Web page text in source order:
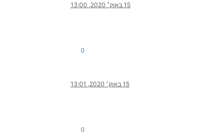
15 באוק׳ 2020, 13:00
0
15 באוק׳ 2020, 13:01
0